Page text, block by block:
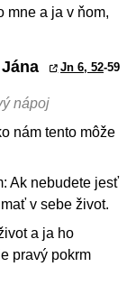
mne a ja v ňom,
Jn 6, 52-59
nápoj
nám tento môže
Ak nebudete jesť
v sebe život.
a ja ho
pravý pokrm